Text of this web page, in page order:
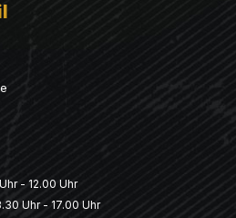
- 12.00 Uhr
Uhr - 17.00 Uhr